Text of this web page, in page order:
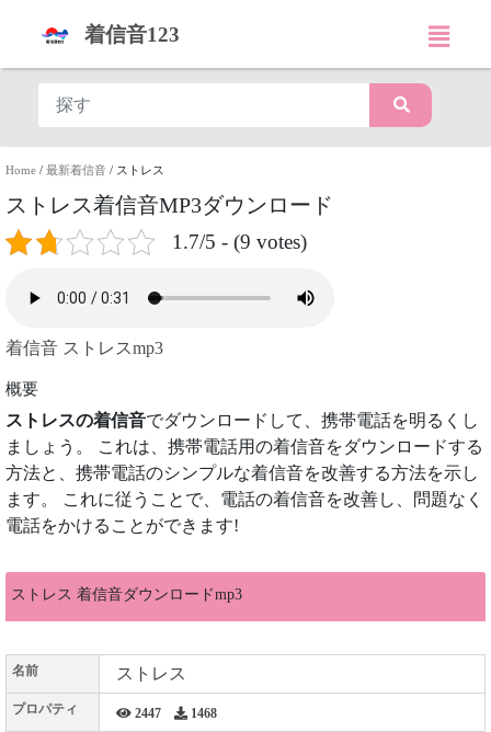
着信音123
Home / 最新着信音 / ストレス
ストレス着信音MP3ダウンロード
1.7/5 - (9 votes)
着信音 ストレスmp3
概要
ストレスの着信音でダウンロードして、携帯電話を明るくし
ましょう。 これは、携帯電話用の着信音をダウンロードする
方法と、携帯電話のシンプルな着信音を改善する方法を示し
ます。 これに従うことで、電話の着信音を改善し、問題なく
電話をかけることができます!
ストレス 着信音ダウンロードmp3
名前 ストレス
プロパティ 2447 1468